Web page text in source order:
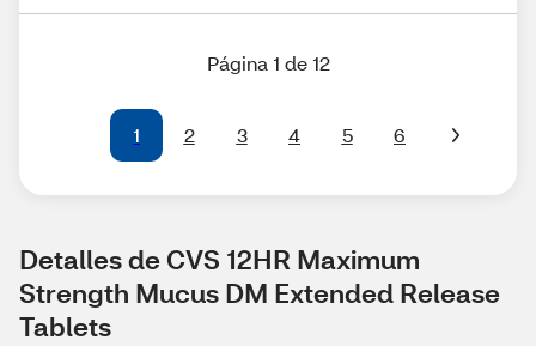
Página 1 de 12
1 2 3 4 5 6
Detalles de CVS 12HR Maximum
Strength Mucus DM Extended Release
Tablets